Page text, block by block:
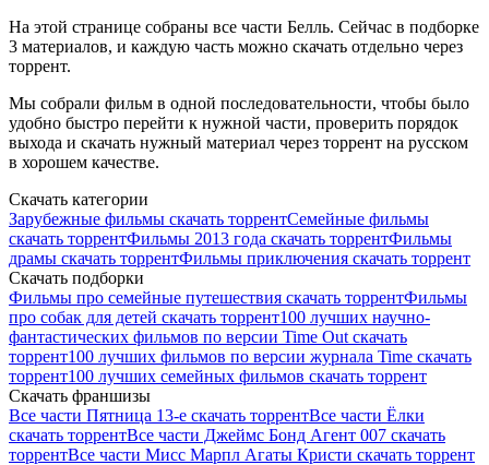
На этой странице собраны все части Белль. Сейчас в подборке
3 материалов, и каждую часть можно скачать отдельно через
торрент.
Мы собрали фильм в одной последовательности, чтобы было
удобно быстро перейти к нужной части, проверить порядок
выхода и скачать нужный материал через торрент на русском
в хорошем качестве.
Скачать категории
Зарубежные фильмы скачать торрентСемейные фильмы
скачать торрентФильмы 2013 года скачать торрентФильмы
драмы скачать торрентФильмы приключения скачать торрент
Скачать подборки
Фильмы про семейные путешествия скачать торрентФильмы
про собак для детей скачать торрент100 лучших научно-
фантастических фильмов по версии Time Out скачать
торрент100 лучших фильмов по версии журнала Time скачать
торрент100 лучших семейных фильмов скачать торрент
Скачать франшизы
Все части Пятница 13-е скачать торрентВсе части Ёлки
скачать торрентВсе части Джеймс Бонд Агент 007 скачать
торрентВсе части Мисс Марпл Агаты Кристи скачать торрент